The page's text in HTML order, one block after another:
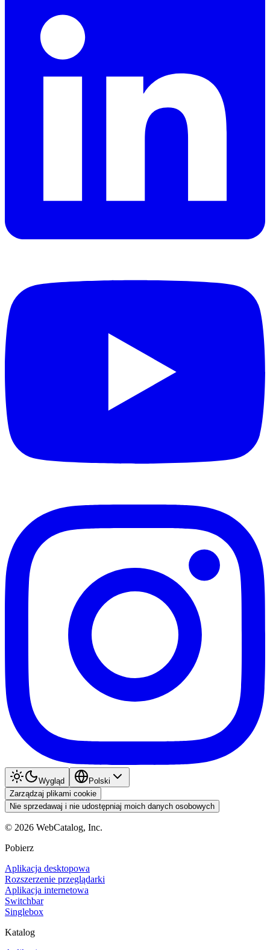
Wygląd
Polski
Zarządzaj plikami cookie
Nie sprzedawaj i nie udostępniaj moich danych osobowych
© 2026 WebCatalog, Inc.
Pobierz
Aplikacja desktopowa
Rozszerzenie przeglądarki
Aplikacja internetowa
Switchbar
Singlebox
Katalog